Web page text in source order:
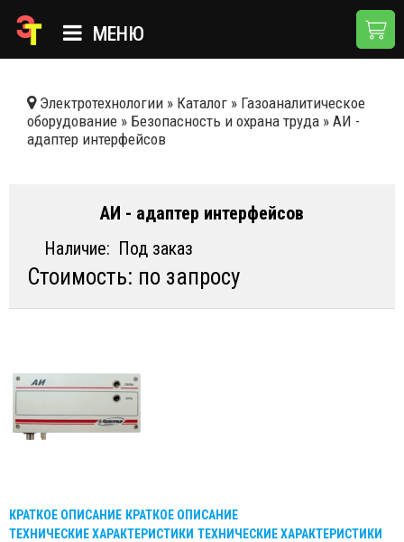
МЕНЮ
КАТАЛОГ
НОВОСТИ
ДОСТАВКА И ОПЛАТА
КОНТАКТЫ
Электротехнологии » Каталог » Газоаналитическое
оборудование » Безопасность и охрана труда » АИ -
адаптер интерфейсов
АИ - адаптер интерфейсов
Наличие: Под заказ
Стоимость: по запросу
КРАТКОЕ ОПИСАНИЕ КРАТКОЕ ОПИСАНИЕ
ТЕХНИЧЕСКИЕ ХАРАКТЕРИСТИКИ ТЕХНИЧЕСКИЕ ХАРАКТЕРИСТИКИ